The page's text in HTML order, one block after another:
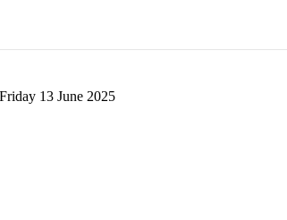
Friday 13 June 2025